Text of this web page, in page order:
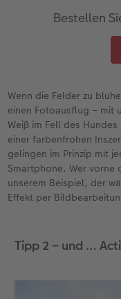
Bestellen
Wenn die Felder zu
einen Fotoausflug – mit
Weiß im Fell des
einer farbenfrohen
gelingen im Prinzip mit
Smartphone. Wer vorne
unserem Beispiel, der
Effekt per
Tipp 2 – und …